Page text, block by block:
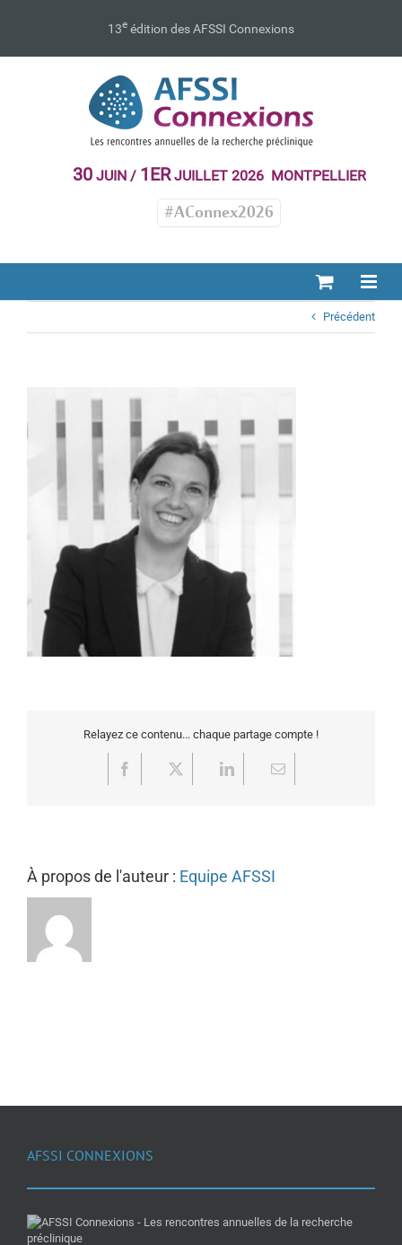
13e édition des AFSSI Connexions
30JUIN / 1ERJUILLET 2026 MONTPELLIER
#AConnex2026
Précédent
Relayez ce contenu... chaque partage compte !
Facebook LinkedInEmail
À propos de l'auteur : Equipe AFSSI
AFSSI CONNEXIONS